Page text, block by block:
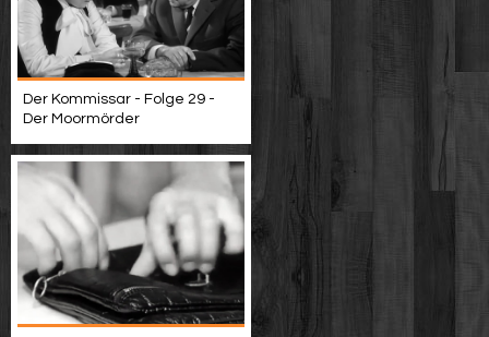
Der Kommissar - Folge 29 -
Der Moormörder